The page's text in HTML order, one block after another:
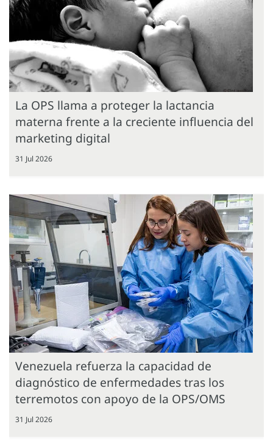
La OPS llama a proteger la lactancia
materna frente a la creciente influencia del
marketing digital
31 Jul 2026
Venezuela refuerza la capacidad de
diagnóstico de enfermedades tras los
terremotos con apoyo de la OPS/OMS
31 Jul 2026